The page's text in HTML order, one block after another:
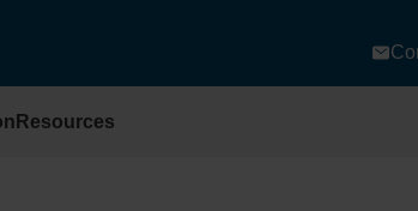
Resources